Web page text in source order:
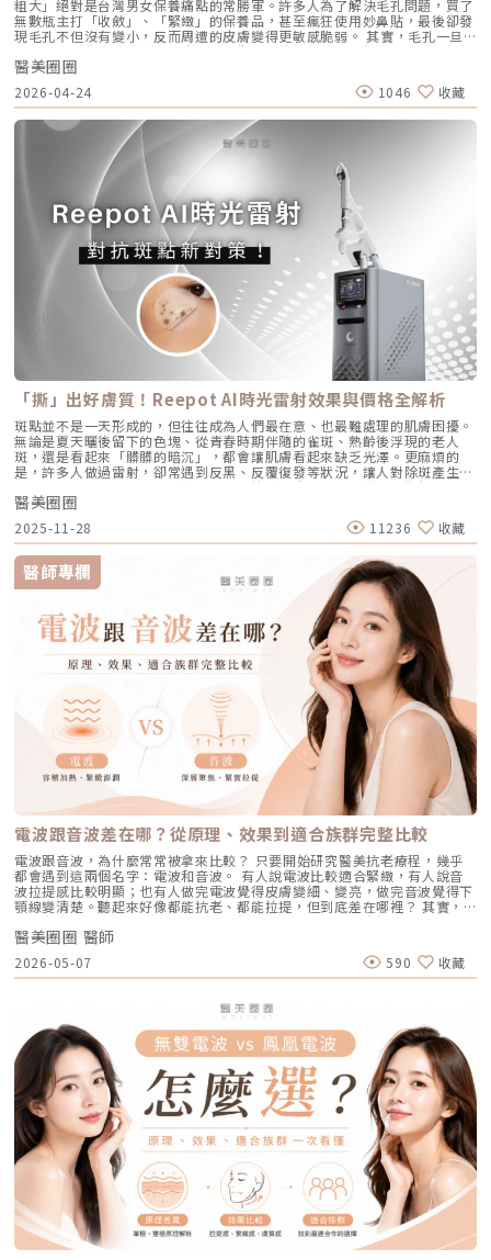
限制表情，也不需要像手術拉皮那樣漫長的恢復期。對於生活忙碌、注重效
率的現代人來說，這讓它更容易被接受，成為許多人延緩老化、提升膚質的
首選。臨床案例分享以下為原廠提供的實際案例，透過Profhilo逆時針療
程，觀察治療前後肌膚狀態的變化，供大家參考了解療程效果。璞菲洛
Profhilo常見Q&AQ1：PROFHILO和水光療程有什麼差別？ 水光著重在肌
膚表層補水，讓皮膚變得水嫩透亮；而PROFHILO作用層次更深，不只補
水，還能活化膠原蛋白、彈力蛋白等細胞修復，提升整體彈性與緊緻度。它
的特點是透過穩定擴散來刺激肌膚自我修復，不靠刺激或破壞，適合想全面
改善膚況的人。Q2：可以和電波、音波等療程搭配嗎？ 可與電波、音波等
療程搭配使用，建議間隔約兩週，具體施打順序與時間需由醫師評估。電
波、音波術後可加速肌膚修復並延長效果，但需等皮膚完全降溫後再進行
Profhilo療程。施打前請務必諮詢醫師，遵從專業建議安排療程。Q3：璞
菲洛每年需要打幾次？ 一個完整療程通常包含三次施打，前兩次相隔約一
個月，第三次則可在四到六個月後進行。視個人膚況與需求，也可安排後續
加強療程，以延續效果。Q4：頸紋、手部老化也能打嗎？ 可以。Profhilo
在頸部與手背同樣有良好表現，能改善乾紋與鬆弛，是全方位肌膚重建療
程。Q5：是否適合所有膚質？ 大多數人皆可接受，但孕婦、哺乳中女性與
對玻尿酸過敏者不建議施打。Q6：哪些人適合做Profhilo？需要幾歲才能
做？Profhilo適合有初期老化、乾燥或鬆弛困擾的人，通常建議從30歲以後
就可以評估施作。特別推薦給希望改善膚況，又不想讓五官改變或產生膨脹
感的人。Q7：施打Profhilo會很痛嗎？會不會腫？需要修復期嗎？療程過
程簡單快速，使用極細針在臉部五個特定位點注射，疼痛感輕微。少數人會
有暫時性紅腫或小腫塊，通常幾小時內可自然消退，不會影響日常活動。
Q8：Profhilo成分天然嗎？會不會引起過敏？Profhilo採用高純度、非動
物來源的玻尿酸，不含常見交聯劑成分，安全性高，過敏反應發生機率非常
低，並獲得歐盟CE安全認證。Profhilo璞菲洛是突破傳統玻尿酸觀念的療
程，不以填充為主，而是提升肌膚自癒力與膚質的「逆時針保養」新選擇。
如果你渴望不影響生活的微創保養，並希望從根本改善膚質，Profhilo 絕
對值得你列入考量。在選擇療程前，務必諮詢專業醫師，評估自身膚況與適
合方案，才能真正達到年輕又自然的理想狀態。選擇合法診所、專業醫師與
原廠產品，是安全變美的不二法門。★溫馨提醒★小編要提醒大家，醫療並
非單純的商業交易，所有的療程都伴隨著風險。因此，作為消費者應該謹慎
選擇合適的醫療方案，以確保安全與健康。
內」將能量發揮到極致。六、 結語：愛美，是為了成就更好的自己我常
說，醫美的意義不在於把妳變成另外一個人，而在於「找回最巔峰狀態的
妳」。看著客人在治療後，重新對鏡子裡的自己露出自信的微笑，那是我身
技術，結合我對面部結構的美感理解，悉心守護妳每一寸肌膚的張力。如果
您也對輪廓的流失感到焦慮，或者正猶豫哪種療程最適合自己，歡迎預約來
診間，讓我們在一個放鬆、透明的環境下，一起討論出最適合您的減齡計
畫。
存的養分，痘痘自然就失去了生長的溫床。2. AviCool™ 藍寶石冷卻系統：
保護表皮，大幅提升舒適度既然要用熱能破壞深層的皮脂腺，表皮會不會被
燙傷？這正是 AviClear 的另一項核心專利。機器配備了專屬的 AviCool™
藍寶石接觸式冷卻系統。在雷射擊發前、擊發中與擊發後，冷卻系統會持續
將表皮溫度維持在安全的低溫狀態。這不僅能防止表皮熱傷害、避免術後反
黑，更大幅降低了療程中的痛感，讓患者在不需要敷麻藥的情況下（視個人
耐受度而定），也能順利完成治療。AviClear 戰痘雷射 vs. 藍雷射與傳統療
法：抗痘金大PK過去我們面對嚴重的青春痘，「吞口服A酸」幾乎是唯一的
終極解方。然而，隨著光電科技的突破，現代的醫美抗痘已經邁入了「精準
破壞皮脂腺」的新紀元。目前市面上討論度最高的兩大抗痘黑科技，分別是
AviClear 戰痘雷射與 CAPRI 藍雷射。雖然兩者都主打不吃藥、從根源控
油，但在波長與作用機制上卻有著根本的差異。我們該如何選擇？它們與傳
統的口服A酸又有什麼不同？以下為您全面解析。頂尖對決：AviClear 戰痘
雷射 vs. CAPRI 藍雷射這兩款都是目前熱門的無藥物抗痘雷射，雖然目標一
致，但「作戰策略」卻截然不同：1. AviClear 戰痘雷射（1726nm）：專
注皮脂腺的「源頭阻斷」作用原理：搭載專利 1726nm 波長，具備極高的
「油脂專一性」，能穿透皮膚精準鎖定並加熱肥大的皮脂腺，使其萎縮。核
心強項：直接從源頭切斷出油量並破壞痘痘的生長環境，主打極長效的抗痘
與控油效果，非常適合追求長期穩定膚況、不想依賴藥物的人。2. CAPRI
藍雷射（1450nm + 450nm）：控油＋殺菌的「雙效複合」作用原理：結
合 1450nm 的熱能來縮減皮脂腺（控油），同時搭配 450nm 藍光直接消
滅表皮的痤瘡桿菌（殺菌）。核心強項：雙管齊下，對於臉上正在急性發
炎、紅腫的痘痘，具有極佳的立即退紅與消炎效果，適合需要快速壓制大面
積發炎的患者。3. 傳統終極武器：口服A酸（Isotretinoin）作用原理：屬
於全身性的系統性治療。它能全面抑制皮脂腺分泌、使皮脂腺萎縮，同時促
進毛囊正常角化，並大幅減少發炎反應與痤瘡桿菌增生。核心強項：能夠一
次打擊痘痘的四大成因，對於嚴重型、結節囊腫型痘痘，或是對其他治療
（包含抗生素、外用藥膏）無效的頑固型痘痘，具有極高的治癒率與長效
性。需注意事項：伴隨較明顯的副作用，最常見包含嘴唇乾裂、皮膚乾燥脫
皮、眼睛乾澀等。此外，孕婦絕對禁用（具致畸胎性），療程期間需配合醫
師定期抽血監測肝功能與血脂，且通常需持續服用數個月至一年以上以達到
標準的累積劑量。CAPRI 藍雷射與 AviClear 戰痘雷射最主要的差異，在於
「雷射波長」與「對油脂的吸收破壞力」。簡單來說，藍雷射主打「控油加
殺菌」的雙效機制，適合用來對付輕中度的痘痘與毛孔粗大問題；而
1726nm 的戰痘雷射則是專為「阻斷皮脂腺」而生，能精準且深度地破壞
出油源頭，因此更適合用來拯救中重度發炎、滿臉油光，以及長年反覆發作
的頑固型痘痘肌。誰最適合打 AviClear 戰痘雷射？如果符合以下任一情
況，AviClear 將會是非常值得評估的投資： 口服藥物恐懼或不適應者：曾
經吃過口服 A 酸但無法忍受乾燥脫皮，或是抽血發現肝指數異常而被迫停藥
的人。 備孕中或哺乳中的女性：口服 A 酸有強烈的致畸胎性，停藥後仍需
避孕一段時間；而戰痘雷射純粹是物理性光電治療，對全身系統無影響（但
孕婦本身基於安全考量，雷射療程前仍須經醫師評估）。 滿臉油光、毛孔
粗大者：即使目前沒有嚴重的發炎痘痘，但深受「中東油田」困擾，希望從
根本減少出油量的人。 作息不正常、壓力型成人痘：針對因為熬夜、壓力
大導致賀爾蒙波動，進而反覆在下巴、兩頰爆發的成人痘，精準破壞皮脂腺
能有效阻斷復發。 深色肌膚患者：過去許多雷射（如脈衝光、某些淨膚雷
射）在深色肌膚上容易引發熱傷害或色素沉澱（反黑）。AviClear 的
1726nm 波長針對的是「油脂」而非「黑色素」，因此適用於 Fitzpatrick
膚色分類的 I 到 VI 型（包含極深色肌膚），安全性極高。AviClear 戰痘雷
射 常見 QA 總整理在決定進行療程前，大家心中難免還有一些疑問。我們
整理了討論度最高的幾個問題：Q1：打 AviClear 戰痘雷射會痛嗎？需要敷
麻藥嗎？A：疼痛度極低，多數患者甚至不需要敷麻藥！怕痛的人有福了！
AviClear 搭載了專利的「AviCool™ 藍寶石冷卻技術」，探頭在雷射擊發的
前、中、後都會持續為肌膚表面降溫。治療過程中，主要會感覺到探頭冰冰
涼涼的，伴隨輕微的溫熱感或是像被橡皮筋輕彈的感覺。相較於傳統雷射或
手工清粉刺的痛楚，整體舒適度大幅提升，輕鬆就能完成療程。Q2：我現
在正在吃口服 A 酸，可以打 AviClear 嗎？A：建議先與主治醫師討論。一
般來說，口服 A 酸會讓皮膚變得比較薄且脆弱。多數醫師會建議在停用口服
A 酸至少 1 到 3 個月後，讓皮膚屏障稍微恢復，再來進行雷射治療會比較
安全。Q3：如果我只有局部（例如下巴）長痘痘，可以只打局部嗎？A：通
常建議「全臉治療」效果最佳。皮脂腺是分佈在全臉的，雖然目前只有下巴
在發炎，但其他區域的皮脂腺可能也處於過度活躍的狀態。全臉均勻施打可
以達到整體控油、預防其他部位未來爆發的效果。當然，醫師在施打時，會
針對正在發炎的嚴重區域特別加強能量。Q4：三次療程結束後，一輩子都
幅萎縮皮脂腺，把出油量降到極低，讓長痘痘的機率降到最低。但人體是有
自我修復機制的，經過數年後，部分皮脂腺可能會慢慢恢復部分功能。此
外，極端的壓力、嚴重的賀爾蒙失調依然可能引發零星的痘痘。但整體來
說，膚況絕對會比治療前穩定非常多。許多人會選擇在 1 到 2 年後，將
AviClear 作為年度的「控油進廠保養」來施打一次。Q5：打完 AviClear 後
有修復期嗎？該怎麼保養？A：由於屬於「非侵入性」的安全療程，術後皮
膚最多只會有輕微的泛紅，通常在幾個小時到一天內就會自然消退，完全不
影響日常上班上課。術後的保養也非常簡單：只要做好「基礎保濕」與「確
實防曬」，並在術後一週內暫停使用美白、酸類或去角質等刺激性產品即
可。對於忙碌的現代人來說，是非常友善的午休醫美選擇。拿回肌膚的主導
權，抗痘不再是一場苦戰青春痘從來就不只是一個表面的皮膚問題，它更深
刻地牽動著個人的自信心與社交生活。過去，嚴重痘痘肌患者往往陷入兩
難：任憑痘痘反覆肆虐，或是無奈忍受口服藥物的強烈副作用。隨著 2026
年新一代抗痘武器AviClear 戰痘雷射（1726nm）問世，無疑為醫學美容界
與深受痘痘困擾的患者，提供了一個全新、安全且具備極長效性的無藥物解
答。它成功將抗痘戰場，從伴隨負擔的全身性藥物代謝，精準轉移至局部的
皮脂腺控制，從源頭阻斷致痘環境。如果你也厭倦了反覆擦藥、吃藥的無盡
粗大」絕對是台灣男女保養痛點的常勝軍。許多人為了解決毛孔問題，買了
無數瓶主打「收斂」、「緊緻」的保養品，甚至瘋狂使用妙鼻貼，最後卻發
現毛孔不但沒有變小，反而周遭的皮膚變得更敏感脆弱。 其實，毛孔一旦
被撐大，就像是被撐鬆的橡皮筋，光靠日常塗抹保養品是很難「完全逆轉」
的。想要有效改善毛孔粗大，我們必須先搞懂你的毛孔是哪一種「型」，才
能對症下藥！這篇文章將帶你從日常保養到專業醫美療程，全面拯救毛孔粗
大的終極對策。為什麼我的毛孔會變大？揭開毛孔粗大的 6大元兇在探討怎
麼解決之前，我們得先抓出讓毛孔變大的罪魁禍首。毛孔粗大絕對不是單一
原因造成的，通常是以下幾個因素交織而成的結果：1. 【油脂型毛孔】：中
東油田的擴建工程毛孔是皮脂排出的主要通道。當你的皮脂腺天生比較發
達，或是受到氣溫升高、荷爾蒙波動、常吃高油高糖食物影響，導致出油量
大增時，通道就會被迫「擴建」來排出這些大量油脂。2. 【角質型毛孔】：
通道堵塞引發的連鎖反應健康的肌膚會自然代謝老廢角質，但如果代謝異
常，這些廢棄角質就會和皮脂、空氣中的髒污混合在一起，死死地堵塞在毛
孔開口。久而久之，毛孔就像被塞了軟木塞一樣，被越撐越大。3. 【老化型
毛孔】：膠原蛋白流失的初老警報真皮層中的「膠原蛋白」和「彈力蛋白」
就像是撐起毛孔的堅固地基。隨著年齡增長，或是長期不防曬導致的「光老
化」，地基流失、失去支撐力，毛孔邊緣的肌膚就會順著地心引力往下垂。
4. 【缺水型毛孔】：肌膚乾旱造成的表面危機這點常被許多人忽略！當角質
層極度缺水時，毛孔周圍的表皮細胞會像失去水分的蘋果一樣乾癟、萎縮，
無法飽滿排列。在細胞與細胞之間的縫隙變大之下，視覺上毛孔就顯得非常
明顯。5. 【疤痕型毛孔】：手癢硬擠留下的歷史遺跡嚴格來說這已經是「痘
疤」的範疇。過去長了嚴重的發炎性青春痘，或是手癢過度暴力擠壓，導致
真皮層組織嚴重受損。在傷口修復的過程中產生了纖維化拉扯，最終形成不
可逆的凹洞。6. 【蟎蟲型毛孔】：隱形的微小房客在作怪我們的臉上本來就
有共生的「蠕形蟎蟲」，但當免疫力下降、皮脂分泌失衡，或是過度清潔破
壞皮脂膜時，蟎蟲就會大量異常繁殖。牠們會啃食皮脂、進出毛囊，蟲體的
排泄物與屍體會引發毛囊發炎，進而把毛孔撐大。如何從日常居家保養穩住
毛孔不失控？雖然保養品無法讓已經擴大的毛孔完全「縮回」，但正確的居
家保養，能幫助控制毛孔不再進一步擴張，並改善整體膚質的平滑度。1. 溫
和清潔，不過度刺激：選擇胺基酸系等溫和潔顏產品，一天清潔 1～2 次即
可。避免頻繁使用磨砂或強力去角質產品，以減少對皮膚屏障的刺激。2. 適
度使用酸類，幫助代謝角質：對於油脂分泌較旺或粉刺型毛孔，可在醫師或
專業建議下使用酸類保養品： 水楊酸（BHA）：脂溶性，能深入毛孔幫助
油脂代謝，常用於黑頭與粉刺調理。 果酸（AHA，如甘醇酸、乳酸）：主要
作用於表層角質更新，改善肌膚粗糙。 杏仁酸：屬於果酸的一種但兼具親
脂特性，屬較溫和的酸類選擇。3. 抗老成分 A醇（Retinol）：A醇是目前研
究較完整的抗老成分之一，可促進表皮更新，並間接支持膠原蛋白生成，對
於老化型毛孔與膚質粗糙有一定幫助。但 A醇具有刺激性，建議採取低濃
度、循序漸進方式建立耐受。4. 防曬是關鍵保護：紫外線是造成膠原蛋白流
失與肌膚老化的重要因素之一。長期日曬會加速毛孔鬆弛，因此無論晴雨都
應確實做好防曬（塗抹防曬乳或物理性遮蔽）。醫美療程如何精準對抗毛孔
粗大？如果你期待的是肉眼可見的改善幅度，相比起日常保養，專業的醫美
療程通常會是更直接且具效率的選擇之一。隨著醫美科技的不斷進步，針對
不同成因的毛孔問題都有相對應的解方！1. 溫和深層清潔：海菲秀
（HydraFacial）原理：屬於非侵入性的保養。利用專利的負壓水渦流技
術，溫和無痛地吸出毛孔深層的黑頭、白頭粉刺與多餘皮脂，同時導入高濃
度的保濕與抗氧化精華。適合誰：出油粉刺型毛孔、怕痛不敢打雷射、想作
為重要活動前的急救保養者。效果與特色：做完當下皮膚立刻感受到「會呼
吸」的潔淨感，毛孔因為髒污被清空並喝飽水，視覺上會立刻變得細緻，且
無恢復期。2. 光電雷射：皮秒雷射（搭配特殊透鏡）原理：皮秒雷射
（Pico Laser）是目前詢問度最高的縮毛孔療程。核心在於加上了「蜂巢透
鏡」或「聚焦透鏡」。這能在不破壞表皮的情況下，將雷射光束匯聚，在真
皮層產生「空泡效應（LIOB）」。這就像是在皮膚深層進行微小的破壞，
藉此喚醒肌膚的自癒機制，大量刺激膠原蛋白與彈力纖維新生，進而把毛孔
周圍的凹陷給「撐」起來。適合誰：輕中度的老化型毛孔、輕微淺層痘疤、
想同時改善膚色不均與暗沉的人。效果與特色：熱傷害小，術後通常只會紅
腫1~3天，幾乎不影響日常生活。是目前 CP 值極高的定期保養型雷射。3.
重度凹洞救星：UP雷射原理：如果是屬於嚴重的「疤痕/凹洞型毛孔」，皮
秒雷射可能不夠力，這時候就需要汽化型雷射上場。例如 UP雷射
（UltraPulse），它能將能量精準且極深地打入真皮層甚至皮下組織，切斷
硬化的纖維化疤痕組織，進行深層的肌膚重建。適合誰：嚴重的冰鑿型痘
疤、嚴重凹洞型毛孔粗大。效果與特色：效果非常強大且顯著，但相對的
「破壞力」也強。術後會有明顯的點狀結痂、流組織液，恢復期較長（約需
波 Exion、無限電波 Potenza）原理：結合了「微針」與「電波（RF）」
雙重優勢。透過極細的微針穿透表皮，在到達真皮層特定深度時瞬間釋放電
波熱能。這不僅能刺激膠原蛋白與彈力蛋白重組（改善老化型毛孔），微針
的物理性破壞與電波熱能，還能破壞過度活躍的皮脂腺（改善出油型毛
孔）。適合誰：混合型毛孔（又油又鬆弛）、肝斑體質不適合打高能量雷射
者、想全面提升膚質緊緻度的人。效果與特色：因為熱能在皮膚深層釋放，
表皮的熱傷害極小，退紅快（通常隔天即可上妝）。對於膚質的「整體優
化」有非常亮眼的表現。5. 物理性微創重建：得美微針筆（Dermapen）原
理：透過儀器上極細微的針頭，在肌膚表層每秒創造出1,920的微小穿刺通
道。這種「微破壞」能直接啟動肌膚天然的傷口癒合機制，刺激膠原蛋白與
彈力蛋白增生。更棒的是，這些微通道能像海綿一樣，大幅提升後續保養精
華（如生長因子、高濃度玻尿酸）的吸收率，達到加乘的養膚效果。適合族
群：老化型毛孔、淺層凹洞型毛孔、膚質粗糙者，以及對部分能量型療程較
為敏感、希望降低反黑風險的族群（實際仍需由醫師評估）。效果與特色：
因為沒有雷射或電波的「熱傷害」，所以術後照顧相對簡單，反黑機率極
低。做完後通常會有 1~3 天的微泛紅，能溫和改善膚質與毛孔細緻度的新
興療程。醫美療程怎麼選？重點大評比為了讓你更清楚怎麼挑選，我們整理
醫美圈圈
2026-04-24 1046 收藏
「撕」出好膚質！Reepot AI時光雷射效果與價格全解析
斑點並不是一天形成的，但往往成為人們最在意、也最難處理的肌膚困擾。
無論是夏天曬後留下的色塊、從青春時期伴隨的雀斑、熟齡後浮現的老人
斑，還是看起來「髒髒的暗沉」，都會讓肌膚看起來缺乏光澤。更麻煩的
是，許多人做過雷射，卻常遇到反黑、反覆復發等狀況，讓人對除斑產生陰
影。 Reepot AI時光雷射（仿單名為「蕾璞釹雅各雷射系統」，衛部醫器輸
字第 037165 號）自 2025 年 7 月上市後便迅速受到關注，被視為色素治
療領域重要新進展。它重新定義了傳統除斑的思維，將以往以熱能為主的
「燒灼式破壞」，轉變為更精準、更可控的「震碎式處理」，再結合 AI 影
像分析與超冷卻保護，使治療不僅更安全、也更貼近現代人追求的舒適與高
效率。對於過去因反黑、修復期長或效果不均而猶豫的族群而言，Reepot
的出現為除斑帶來全新的可能。 這篇文章就帶你理解Reepot 到底怎麼運
作？和你聽過的皮秒、傳統雷射有什麼不同？誰適合做、誰不適合？效果、
術後照護、價格又是多少呢？希望能讓你在做選擇前，有完整且中立的參
考。為什麼斑點這麼難纏？了解色素成因，是選擇療程前最重要的一步許多
人以為斑點只是「曬太陽造成的色塊」，但實際上臉上的每一顆斑，都可能
有不同來源。色素形成的原因多元，深度位置也不相同，因此在治療上自然
不能以單一方式應對。常見的斑點來源包括：一、紫外線長期累積的影響日
曬會刺激黑色素細胞活躍，形成曬斑、雀斑或不均勻暗沉。二、基因與體質
因素有些人天生黑色素細胞較敏感，斑點更容易在年輕時就出現。三、荷爾
蒙波動包含懷孕、避孕藥、壓力、作息不穩等，都可能使色素活躍，例如熟
知的肝斑。四、發炎後色素沉澱（PIH）痘痘、皮膚受傷、過度刺激後，都
可能留下深淺不一的色沉。以上原因造成斑點呈現不同的「深度」「密度」
與「分布」，也使除斑變得不再只是把黑色素擊散這麼簡單。只要能量不
足，改善有限；能量過強，又可能刺激皮膚，造成修復期延長、色素反應，
甚至讓斑點反覆出現。也因為色素問題本身複雜，傳統除斑療程才會讓人覺
得「效果不一定穩定」。要真正提高治療的成功率，關鍵就在於是否能更精
準、穩定地處理不同深度的黑色素，同時降低熱傷害。什麼是 Reepot AI時
光雷射？從技術重新理解除斑Reepot AI時光雷射是一款以 532 nm 綠光為
基礎，並結合 AI 影像分析的智慧型色素雷射，已通過美國 FDA、韓國
KFDA 與台灣 TFDA 核可。它的設計目的，是讓除斑治療更精準、更安全，
也更符合亞洲膚質對低熱傷害的需求。透過AI智慧影像掃描技術，系統能先
辨識斑點的深度與分布，使能量設定更具科學依據。在治療作用上，
Reepot 搭載超低溫冷卻機制，能在能量擊發的同時以低溫保護皮膚，降低
紅腫與熱刺激。其能量原理以機械式震動分散黑色素為主，而非單純依賴高
熱破壞，因此對周邊組織更溫和。簡單來說，它讓除斑從過去較不穩定的模
式，提升為更可控、恢復期更短的療程設計。Reepot 三大核心技術：讓除
斑更精準、安全、穩定在眾多除斑雷射中，Reepot 之所以被視為新一代的
術，不只是把能量打在斑點上，而是以更科學、更安全的方式處理色素問
題。AutoDerm 智慧影像分析系統在正式治療前，系統會先掃描肌膚，辨識
每一處斑點的分布、深度與範圍。這讓醫師不再只依賴肉眼判斷，而是能透
過影像資訊調整能量，讓治療更客製化、也更一致。對於斑點多、深淺不一
或分布不規則的人來說，這項技術能有效提升治療的精準度。CPTL 超冷卻
保護除斑過程中最令人擔心的副作用之一，就是因熱能過高造成紅腫、脫
皮，甚至反黑。CPTL 的作用是在雷射擊發的同時迅速降溫，使肌膚保持在
低溫狀態，避免熱能向周圍擴散。皮膚被冷保護包覆後，不僅治療時更舒
適，也能減少後續的發炎反應，讓整體修復期縮短許多。VSLS色素冷剝離
技術在 532 奈米波長下，Reepot 的能量並非以高熱燒灼黑色素，而是以機
械式的震動作用使色素顆粒鬆動、分離，再交由身體自然代謝。這項機制能
同時保護真皮層的血管結構，減少對健康組織的影響，讓整個治療更溫和，
也降低出現過度刺激或色素反應的可能性。透過這三項核心技術的搭配，
Reepot 不只是單純「把斑點打掉」，而是以更安全、更穩定的方式改善色
素問題，也更符合現代人對於恢復期短、風險低的期待。Reepot 為何能將
斑點一撕即除？人工皮代謝讓改善更有感為什麼 Reepot 能做到治療後「撕
除人工皮時同步帶走斑點」？這與它的能量作用與術後設計密切相關。
醫美圈圈
2025-11-28 11236 收藏
醫師專欄
電波跟音波差在哪？從原理、效果到適合族群完整比較
電波跟音波，為什麼常常被拿來比較？ 只要開始研究醫美抗老療程，幾乎
都會遇到這兩個名字：電波和音波。 有人說電波比較適合緊緻，有人說音
波拉提感比較明顯；也有人做完電波覺得皮膚變細、變亮，做完音波覺得下
顎線變清楚。聽起來好像都能抗老、都能拉提，但到底差在哪裡？ 其實，
電波和音波最大的差別，不是「哪一個比較厲害」，而是它們使用的能量不
同、作用的層次不同，適合處理的老化問題也不同。 簡單來說： 電波偏向
改善皮膚的鬆、細紋、膚質與緊緻度。 音波偏向改善輪廓的垂、嘴邊肉、
下顎線與深層支撐。 例如：如果把臉比喻成一棟房子，電波比較像是在整
理牆面，讓表面變得更平整、更緊；音波則比較像是在加強地基與支撐結
拉提使用的是 RF 射頻能量。RF 是 Radiofrequency 的縮寫。原理是透過
射頻能量在皮膚組織中產生熱能，讓膠原蛋白受熱收縮，並啟動後續的膠原
蛋白新生與重組。很多人一聽到「加熱」會覺得很抽象，電波不是只打一個
點，而是讓一段皮膚組織被均勻加熱。當皮膚裡的膠原纖維遇到適當熱能，
就像鬆掉的彈力網被重新收緊，視覺上會有比較緊、平整的感覺。所以電波
常見的效果感受包括：皮膚變緊、細紋變淡、毛孔視覺變細緻、臉部鬆弛感
改善、膚質變得比較平滑。也因為電波比較強調「皮膚緊緻」和「膚質改
善」，所以如果困擾的是臉看起來鬆鬆的、眼周或嘴邊有細紋、臉頰摸起來
不夠緊實，電波通常會是可以評估的方向。但要注意，電波不是做完就立刻
變成另一張臉。效果通常會分成兩個階段：一部分人會先感覺皮膚有收緊
感，後續則會隨著膠原蛋白慢慢新生，讓緊緻度逐漸出現。音波是什麼？重
點在聚焦超音波與深層拉提音波拉提使用的是 聚焦式超音波能量，常見名
稱包含 HIFU、MFU 或 MFU-V。它的特色是可以把能量聚焦到皮膚深層，形
成一個個熱凝結點，刺激組織收縮與膠原蛋白新生。部分音波療程可透過不
同深度探頭，將能量作用到接近深層支撐結構的位置，例如常被討論的
SMAS 筋膜層。SMAS 是臉部支撐結構的一部分，傳統拉皮手術也會處理這
醫美圈圈 醫師
2026-05-07 590 收藏